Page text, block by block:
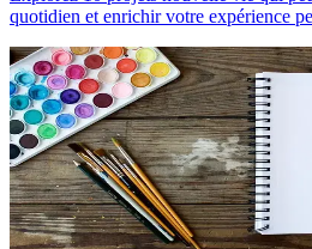
quotidien et enrichir votre expérience